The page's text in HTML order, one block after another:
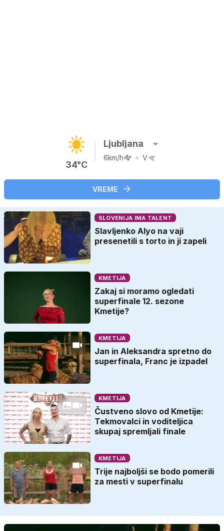
34°C
Ljubljana
6km/h V
VREME
SLOVENIJA IMA TALENT
Slavljenko Alyo na vaji
presenetili s torto in ji zapeli
KMETIJA
Zakaj si moramo ogledati
superfinale 12. sezone
Kmetije?
KMETIJA
Jan in Aleksandra spretno do
superfinala, Franc je izpadel
KMETIJA
Čustveno slovo od Kmetije:
Tekmovalci in voditeljica
skupaj spremljali finale
KMETIJA
Trije najboljši se bodo pomerili
za mesti v superfinalu